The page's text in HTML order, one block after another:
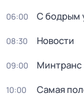
06:00 С бодрым
08:30 Новости
09:00 Минтранс
10:00 Самая